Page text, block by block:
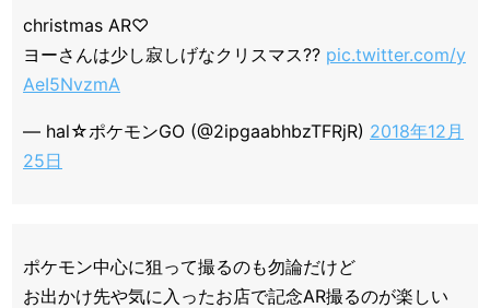
christmas AR♡
ヨーさんは少し寂しげなクリスマス?? pic.twitter.com/y
AeI5NvzmA
— hal☆ポケモンGO (@2ipgaabhbzTFRjR) 2018年12月
25日
ポケモン中心に狙って撮るのも勿論だけど
お出かけ先や気に入ったお店で記念AR撮るのが楽しい